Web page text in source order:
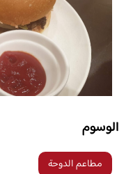
الوسوم
مطاعم الدوحة